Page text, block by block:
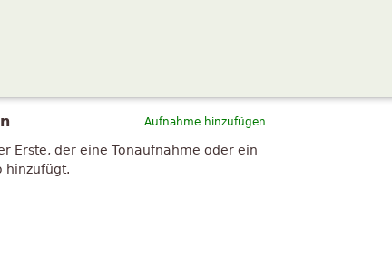
Aufnahme hinzufügen
Erste, der eine Tonaufnahme oder ein
hinzufügt.